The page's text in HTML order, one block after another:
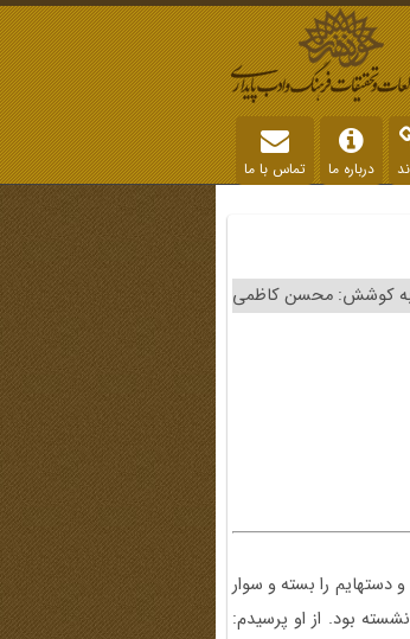
درباره ما تماس با ما
کوشش: محسن کاظمی
دستهايم را بسته و سوار
بود. از او پرسيدم: